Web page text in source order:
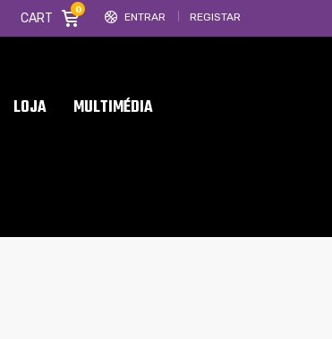
ENTRAR REGISTAR
CART
0
LOJA MULTIMÉDIA